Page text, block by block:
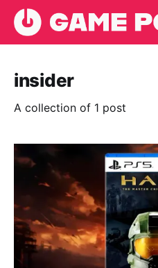
insider
A collection of 1 post